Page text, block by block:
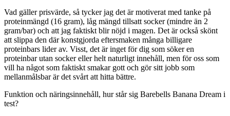
Vad gäller prisvärde, så tycker jag det är motiverat med tanke på
proteinmängd (16 gram), låg mängd tillsatt socker (mindre än 2
gram/bar) och att jag faktiskt blir nöjd i magen. Det är också skönt
att slippa den där konstgjorda eftersmaken många billigare
proteinbars lider av. Visst, det är inget för dig som söker en
proteinbar utan socker eller helt naturligt innehåll, men för oss som
vill ha något som faktiskt smakar gott och gör sitt jobb som
mellanmålsbar är det svårt att hitta bättre.
Funktion och näringsinnehåll, hur står sig Barebells Banana Dream i
test?